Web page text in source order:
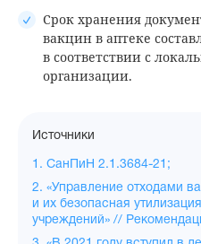
Срок хранения
вакцин в аптеке
в соответствии с
организации.
Источники
1. СанПиН 2.1.3684-21;
2. «Управление отходами
и их безопасная
учреждений» //